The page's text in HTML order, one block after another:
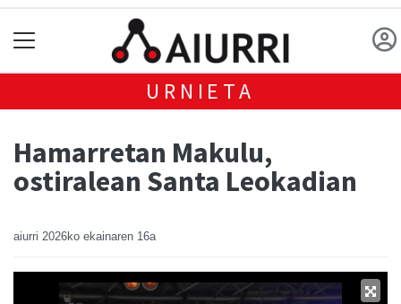
URNIETA
Hamarretan Makulu,
ostiralean Santa Leokadian
aiurri 2026ko ekainaren 16a